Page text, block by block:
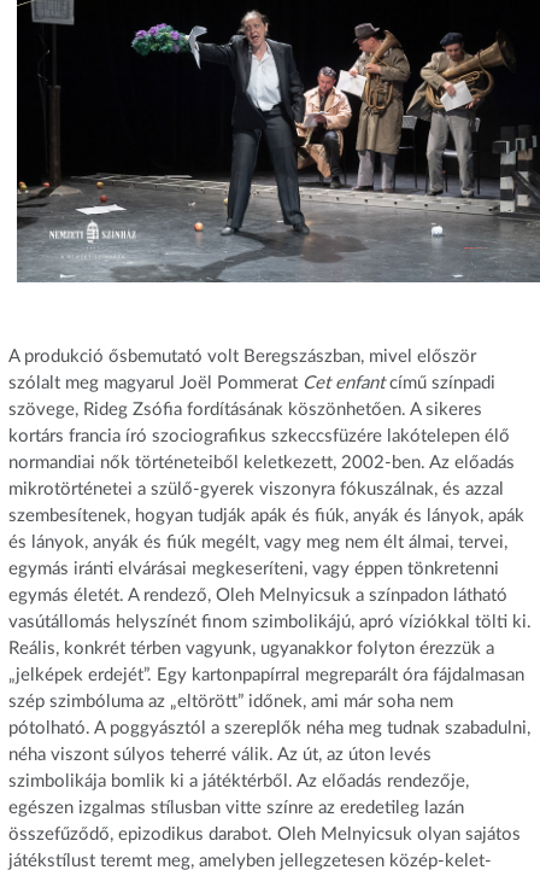
A produkció ősbemutató volt Beregszászban, mivel először
szólalt meg magyarul Joël Pommerat Cet enfantcímű színpadi
szövege, Rideg Zsófia fordításának köszönhetően. A sikeres
kortárs francia író szociografikus szkeccsfüzére lakótelepen élő
normandiai nők történeteiből keletkezett, 2002-ben. Az előadás
mikrotörténetei a szülő-gyerek viszonyra fókuszálnak, és azzal
szembesítenek, hogyan tudják apák és fiúk, anyák és lányok, apák
és lányok, anyák és fiúk megélt, vagy meg nem élt álmai, tervei,
egymás iránti elvárásai megkeseríteni, vagy éppen tönkretenni
egymás életét. A rendező, Oleh Melnyicsuk a színpadon látható
vasútállomás helyszínét finom szimbolikájú, apró víziókkal tölti ki.
Reális, konkrét térben vagyunk, ugyanakkor folyton érezzük a
„jelképek erdejét”. Egy kartonpapírral megreparált óra fájdalmasan
szép szimbóluma az „eltörött” időnek, ami már soha nem
pótolható. A poggyásztól a szereplők néha meg tudnak szabadulni,
néha viszont súlyos teherré válik. Az út, az úton levés
szimbolikája bomlik ki a játéktérből. Az előadás rendezője,
egészen izgalmas stílusban vitte színre az eredetileg lazán
összefűződő, epizodikus darabot. Oleh Melnyicsuk olyan sajátos
játékstílust teremt meg, amelyben jellegzetesen közép-kelet-